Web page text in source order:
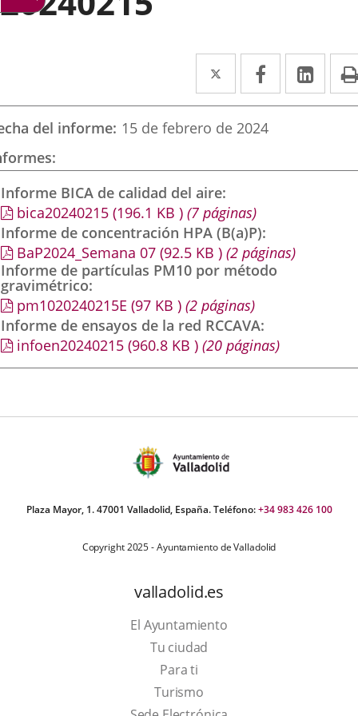
Twitter
Enlace
a
una
externa.
Facebook
Enlace
a
una
externa.
a
del informe 15 de febrero de 2024
Informe BICA de calidad del aire
bica20240215 (196.1 KB ) (7 páginas)
Informe de concentración HPA (B(a)P)
BaP2024_Semana 07 (92.5 KB ) (2 páginas)
Informe de partículas PM10 por método
gravimétrico
pm1020240215E (97 KB ) (2 páginas)
Informe de ensayos de la red RCCAVA
infoen20240215 (960.8 KB ) (20 páginas)
Plaza Mayor, 1. 47001 Valladolid, España. Teléfono:+34 983 426 100
Copyright 2025 - Ayuntamiento de Valladolid
valladolid.es
El Ayuntamiento
Tu ciudad
Para ti
TurismoEste